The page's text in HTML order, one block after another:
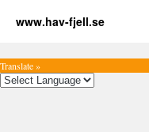
www.hav-fjell.se
Translate »